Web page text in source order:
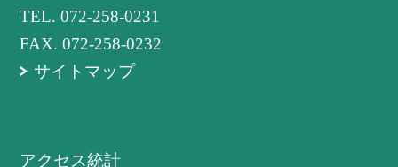
TEL.072-258-0231
FAX. 072-258-0232
サイトマップ
アクセス統計